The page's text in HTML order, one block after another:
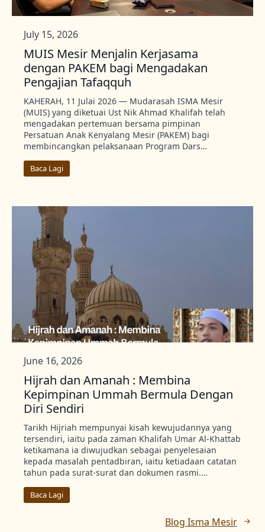
MUIS Mesir Menjalin Kerjasama
dengan PAKEM bagi Mengadakan
Pengajian Tafaqquh
July 15, 2026
KAHERAH, 11 Julai 2026 — Mudarasah ISMA Mesir
(MUIS) yang diketuai Ust Nik Ahmad Khalifah telah
mengadakan pertemuan bersama pimpinan
Persatuan Anak Kenyalang Mesir (PAKEM) bagi
membincangkan pelaksanaan Program Dars…
Baca Lagi
Hijrah dan Amanah : Membina
Kepimpinan Ummah Bermula Dengan
Diri Sendiri
June 16, 2026
Tarikh Hijriah mempunyai kisah kewujudannya yang
tersendiri, iaitu pada zaman Khalifah Umar Al-Khattab
ketikamana ia diwujudkan sebagai penyelesaian
kepada masalah pentadbiran, iaitu ketiadaan catatan
tahun pada surat-surat dan dokumen rasmi.…
Baca Lagi
Blog Isma Mesir